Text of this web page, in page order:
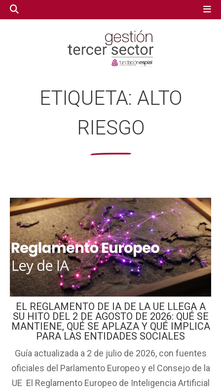
ETIQUETA: ALTO
RIESGO
EL REGLAMENTO DE IA DE LA UE LLEGA A
SU HITO DEL 2 DE AGOSTO DE 2026: QUÉ SE
MANTIENE, QUÉ SE APLAZA Y QUÉ IMPLICA
PARA LAS ENTIDADES SOCIALES
Guía actualizada a 2 de julio de 2026, con fuentes
oficiales del Parlamento Europeo y el Consejo de la
UE El Reglamento Europeo de Inteligencia Artificial
GESTIÓN TERCER SECTOR
CONECTA IA
VOLUNTARIADO.NET
GESTIÓN TERCER SECTOR
CONECTA IA
VOLUNTARIADO.NET